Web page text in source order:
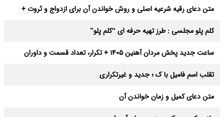
متن دعای رقیه شرعیه اصلی و روش خواندن آن برای ازدواج و ثروت +
کلم پلو مجلسی : طرز تهیه حرفه ای “کلم پلو”
ساعت جدید پخش مردان آهنین 1405 + تکرار، تعداد قسمت و داوران
تقلب اسم فامیل با ک ؛ جدید و غیرتکراری
متن دعای کمیل و زمان خواندن آن